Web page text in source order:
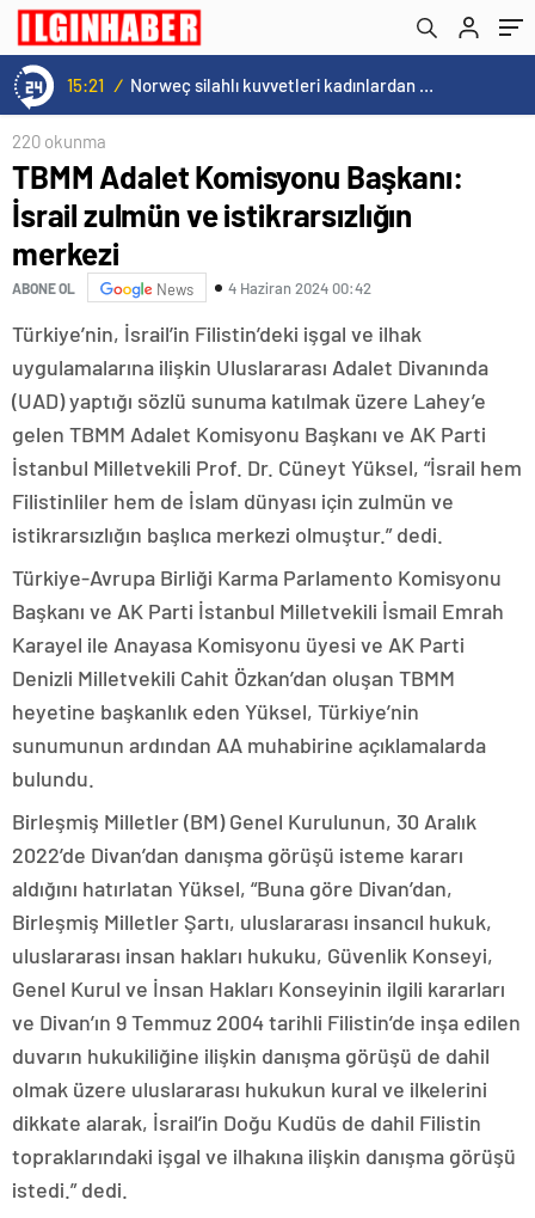
15:20 Cristiano Ronaldo’nun akıllara zarar tüm kariyerinin istatistiğini çıkardık !
220 okunma
TBMM Adalet Komisyonu Başkanı:
İsrail zulmün ve istikrarsızlığın
merkezi
ABONE OL News 4 Haziran 2024 00:42
Türkiye’nin, İsrail’in Filistin’deki işgal ve ilhak
uygulamalarına ilişkin Uluslararası Adalet Divanında
(UAD) yaptığı sözlü sunuma katılmak üzere Lahey’e
gelen TBMM Adalet Komisyonu Başkanı ve AK Parti
İstanbul Milletvekili Prof. Dr. Cüneyt Yüksel, “İsrail hem
Filistinliler hem de İslam dünyası için zulmün ve
istikrarsızlığın başlıca merkezi olmuştur.” dedi.
Türkiye-Avrupa Birliği Karma Parlamento Komisyonu
Başkanı ve AK Parti İstanbul Milletvekili İsmail Emrah
Karayel ile Anayasa Komisyonu üyesi ve AK Parti
Denizli Milletvekili Cahit Özkan’dan oluşan TBMM
heyetine başkanlık eden Yüksel, Türkiye’nin
sunumunun ardından AA muhabirine açıklamalarda
bulundu.
Birleşmiş Milletler (BM) Genel Kurulunun, 30 Aralık
2022’de Divan’dan danışma görüşü isteme kararı
aldığını hatırlatan Yüksel, “Buna göre Divan’dan,
Birleşmiş Milletler Şartı, uluslararası insancıl hukuk,
uluslararası insan hakları hukuku, Güvenlik Konseyi,
Genel Kurul ve İnsan Hakları Konseyinin ilgili kararları
ve Divan’ın 9 Temmuz 2004 tarihli Filistin’de inşa edilen
duvarın hukukiliğine ilişkin danışma görüşü de dahil
olmak üzere uluslararası hukukun kural ve ilkelerini
dikkate alarak, İsrail’in Doğu Kudüs de dahil Filistin
topraklarındaki işgal ve ilhakına ilişkin danışma görüşü
istedi.” dedi.